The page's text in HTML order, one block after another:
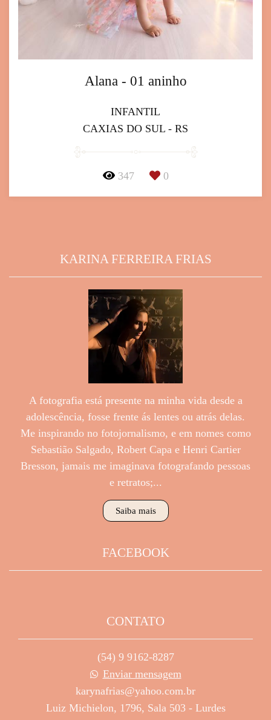
Alana - 01 aninho
INFANTIL
CAXIAS DO SUL - RS
347 0
KARINA FERREIRA FRIAS
A fotografia está presente na minha vida desde a
adolescência, fosse frente ás lentes ou atrás delas.
Me inspirando no fotojornalismo, e em nomes como
Sebastião Salgado, Robert Capa e Henri Cartier
Bresson, jamais me imaginava fotografando pessoas
e retratos;...
Saiba mais
FACEBOOK
CONTATO
(54) 9 9162-8287
Enviar mensagem
karynafrias@yahoo.com.br
Luiz Michielon, 1796, Sala 503 - Lurdes